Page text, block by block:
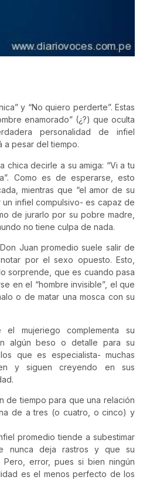
y “No quiero perderte”. Estas
enamorado” (¿?) que oculta
personalidad de infiel
a pesar del tiempo.
chica decirle a su amiga: “Vi a tu
Como es de esperarse, esto
mientras que “el amor de su
infiel compulsivo- es capaz de
de jurarlo por su pobre madre,
no tiene culpa de nada.
Juan promedio suele salir de
por el sexo opuesto. Esto,
sorprende, que es cuando pasa
en el “hombre invisible”, el que
o de matar una mosca con su
mujeriego complementa su
algún beso o detalle para su
que es especialista- muchas
y siguen creyendo en sus
de tiempo para que una relación
de a tres (o cuatro, o cinco) y
promedio tiende a subestimar
nunca deja rastros y que su
Pero, error, pues si bien ningún
es el menos perfecto de los